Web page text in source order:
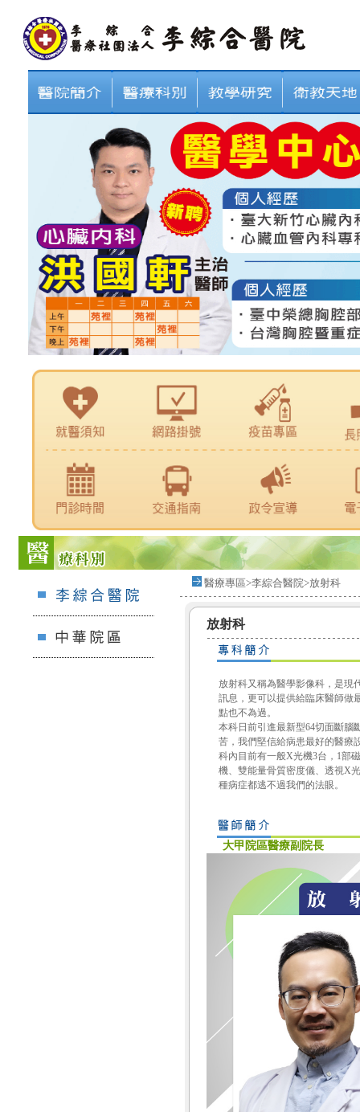
醫療專區>李綜合醫院>放射科
放射科
放射科又稱為醫學影像科，是現
訊息，更可以提供給臨床醫師做
點也不為過。
本科日前引進最新型64切面斷腦
苦，我們堅信給病患最好的醫療
科內目前有一般X光機3台，1部
機、雙能量骨質密度儀、透視X
種病症都逃不過我們的法眼。
大甲院區醫療副院長